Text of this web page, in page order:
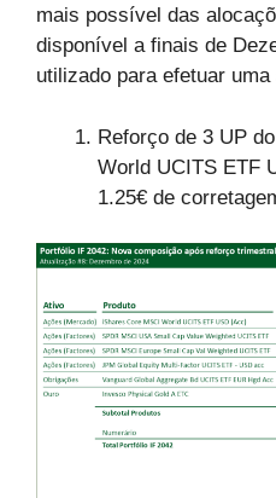
mais possível das
disponível a finais de
utilizado para efetuar
Reforço de 3 UP
World UCITS ETF
1.25€ de